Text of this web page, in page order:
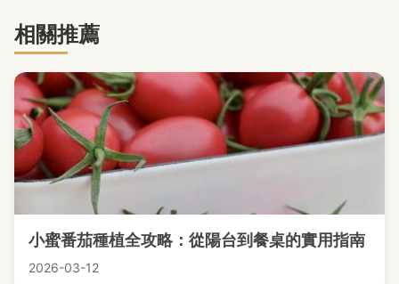
相關推薦
小蜜番茄種植全攻略：從陽台到餐桌的實用指南
2026-03-12